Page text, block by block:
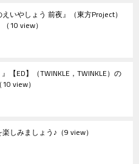
いやしょう 前夜』（東方Project）
（10 view）
【ED】（TWINKLE，TWINKLE）の
（10 view）
しみましょう♪ （9 view）